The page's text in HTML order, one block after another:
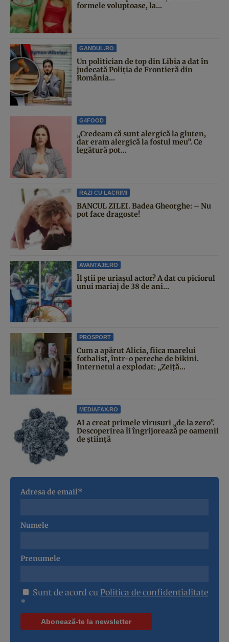
formele voluptoase, la...
GANDUL.RO
Un politician de top din Libia a dat în
judecată Poliția de Frontieră din
România...
G4FOOD
„Credeam că sunt alergică la gluten,
dar eram alergică la fostul meu”. Ce
legătură pot...
RAZI CU LACRIMI
BANCUL ZILEI. Badea Gheorghe: – Nu
pot face dragoste!
AVANTAJE.RO
Îl știi pe uriașul actor? A dat cu piciorul
unui mariaj de 38 de ani...
PROSPORT
Cum a apărut Alicia, fiica marelui
fotbalist, într-o pereche de bikini.
Internetul a explodat: „Zeiță...
MEDIAFAX.RO
AI a creat primele virusuri „de la zero”.
Descoperirea îi îngrijorează pe oamenii
de știință
Adresa de email*
Numele
Prenumele
Sunt de acord cu Politica de confidentialitate
*